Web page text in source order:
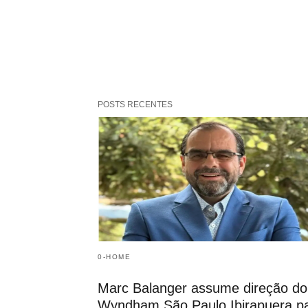
POSTS RECENTES
0-HOME
Marc Balanger assume direção do